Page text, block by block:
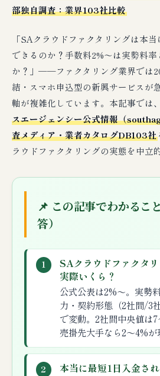
部独自調査：業界103社比較
「SAクラウドファクタリングは本
できるのか？手数料2%〜は実勢料
か？」──ファクタリング業界では
結・スマホ申込型の新興サービスが
軸が複雑化しています。本記事では
スエージェンシー公式情報（
査メディア・業者カタログDB103社
ラウドファクタリングの実態を中立
📌 この記事でわかるこ
答）
1
SAクラウドファクタ
実際いくら？
公式公表は2%〜。実勢
力・契約形態（2社間/3
で変動。2社間中央値は
売掛先大手なら2〜4%が
2 本当に最短1日入金され